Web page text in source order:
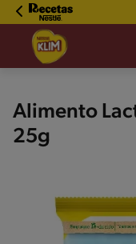
Alimento
25g